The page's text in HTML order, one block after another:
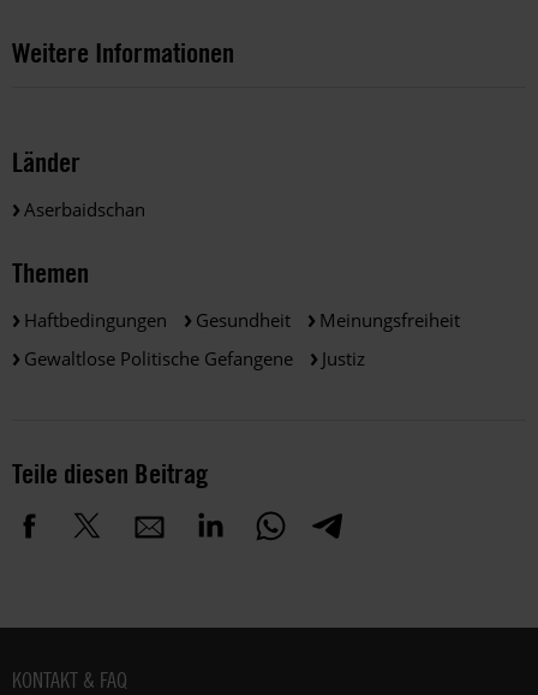
Weitere Informationen
Länder
Aserbaidschan
Themen
Haftbedingungen Gesundheit
Meinungsfreiheit
Gewaltlose Politische Gefangene
Justiz
Teile diesen Beitrag
Fußbereich
KONTAKT & FAQ